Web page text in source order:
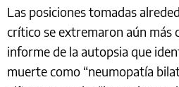
Las posiciones tomadas
crítico se extremaron aún más
informe de la autopsia que
muerte como “neumopatía